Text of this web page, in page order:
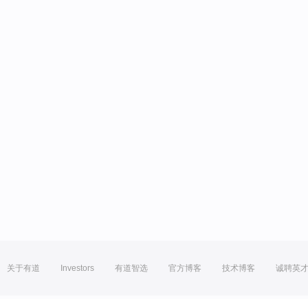
关于有道 Investors 有道智选 官方博客 技术博客 诚聘英才